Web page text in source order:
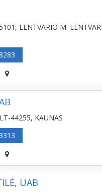
LENTVARIO M.
44255, KAUNAS
UAB